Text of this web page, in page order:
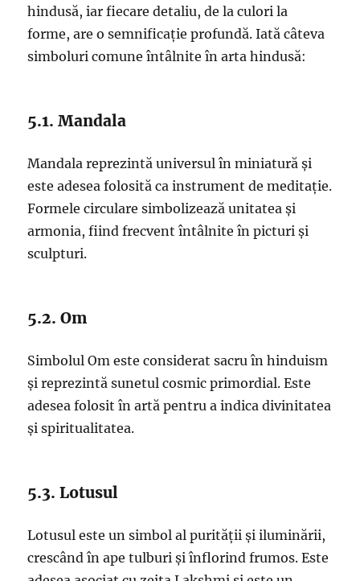
hindusă, iar fiecare detaliu, de la culori la
forme, are o semnificație profundă. Iată câteva
simboluri comune întâlnite în arta hindusă:
5.1. Mandala
Mandala reprezintă universul în miniatură și
este adesea folosită ca instrument de meditație.
Formele circulare simbolizează unitatea și
armonia, fiind frecvent întâlnite în picturi și
sculpturi.
5.2. Om
Simbolul Om este considerat sacru în hinduism
și reprezintă sunetul cosmic primordial. Este
adesea folosit în artă pentru a indica divinitatea
și spiritualitatea.
5.3. Lotusul
Lotusul este un simbol al purității și iluminării,
crescând în ape tulburi și înflorind frumos. Este